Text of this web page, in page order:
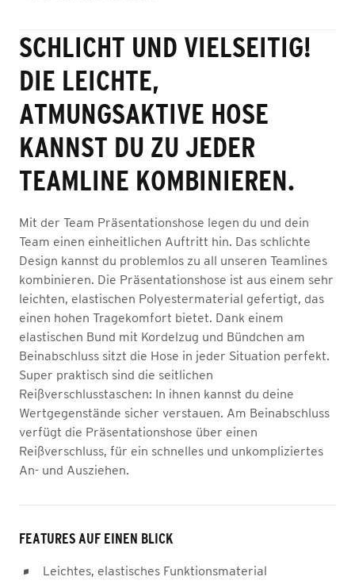
SCHLICHT UND VIELSEITIG!
DIE LEICHTE,
ATMUNGSAKTIVE HOSE
KANNST DU ZU JEDER
TEAMLINE KOMBINIEREN.
Mit der Team Präsentationshose legen du und dein
Team einen einheitlichen Auftritt hin. Das schlichte
Design kannst du problemlos zu all unseren Teamlines
kombinieren. Die Präsentationshose ist aus einem sehr
leichten, elastischen Polyestermaterial gefertigt, das
einen hohen Tragekomfort bietet. Dank einem
elastischen Bund mit Kordelzug und Bündchen am
Beinabschluss sitzt die Hose in jeder Situation perfekt.
Super praktisch sind die seitlichen
Reißverschlusstaschen: In ihnen kannst du deine
Wertgegenstände sicher verstauen. Am Beinabschluss
verfügt die Präsentationshose über einen
Reißverschluss, für ein schnelles und unkompliziertes
An- und Ausziehen.
FEATURES AUF EINEN BLICK
Leichtes, elastisches Funktionsmaterial